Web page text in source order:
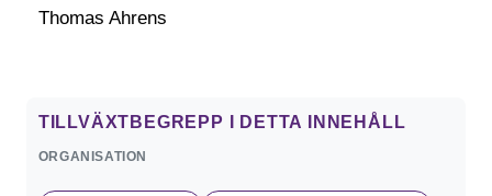
Thomas Ahrens
TILLVÄXTBEGREPP I DETTA INNEHÅLL
ORGANISATION